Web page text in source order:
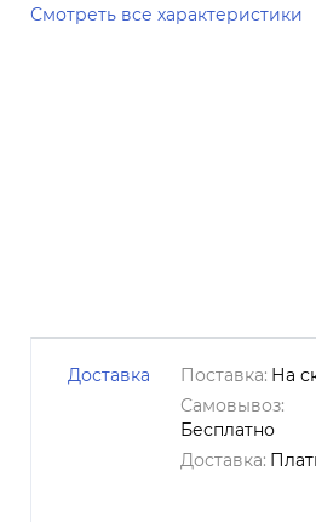
Смотреть все характеристики
Доставка Поставка: На
Самовывоз:
Бесплатно
Доставка: